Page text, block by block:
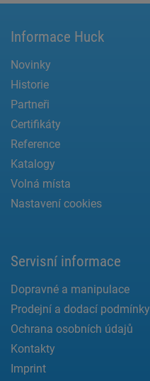
Informace Huck
Novinky
Historie
Partneři
Certifikáty
Reference
Katalogy
Volná místa
Nastavení cookies
Servisní informace
Dopravné a manipulace
Prodejní a dodací podmínky
Ochrana osobních údajů
Kontakty
Imprint